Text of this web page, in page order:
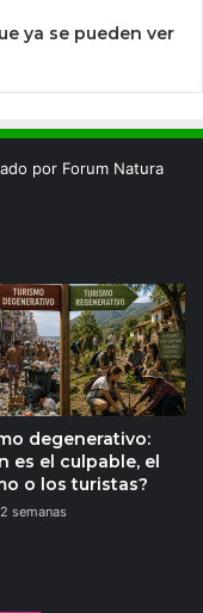
ya se pueden ver
por Forum Natura
degenerativo:
es el culpable, el
o los turistas?
semanas